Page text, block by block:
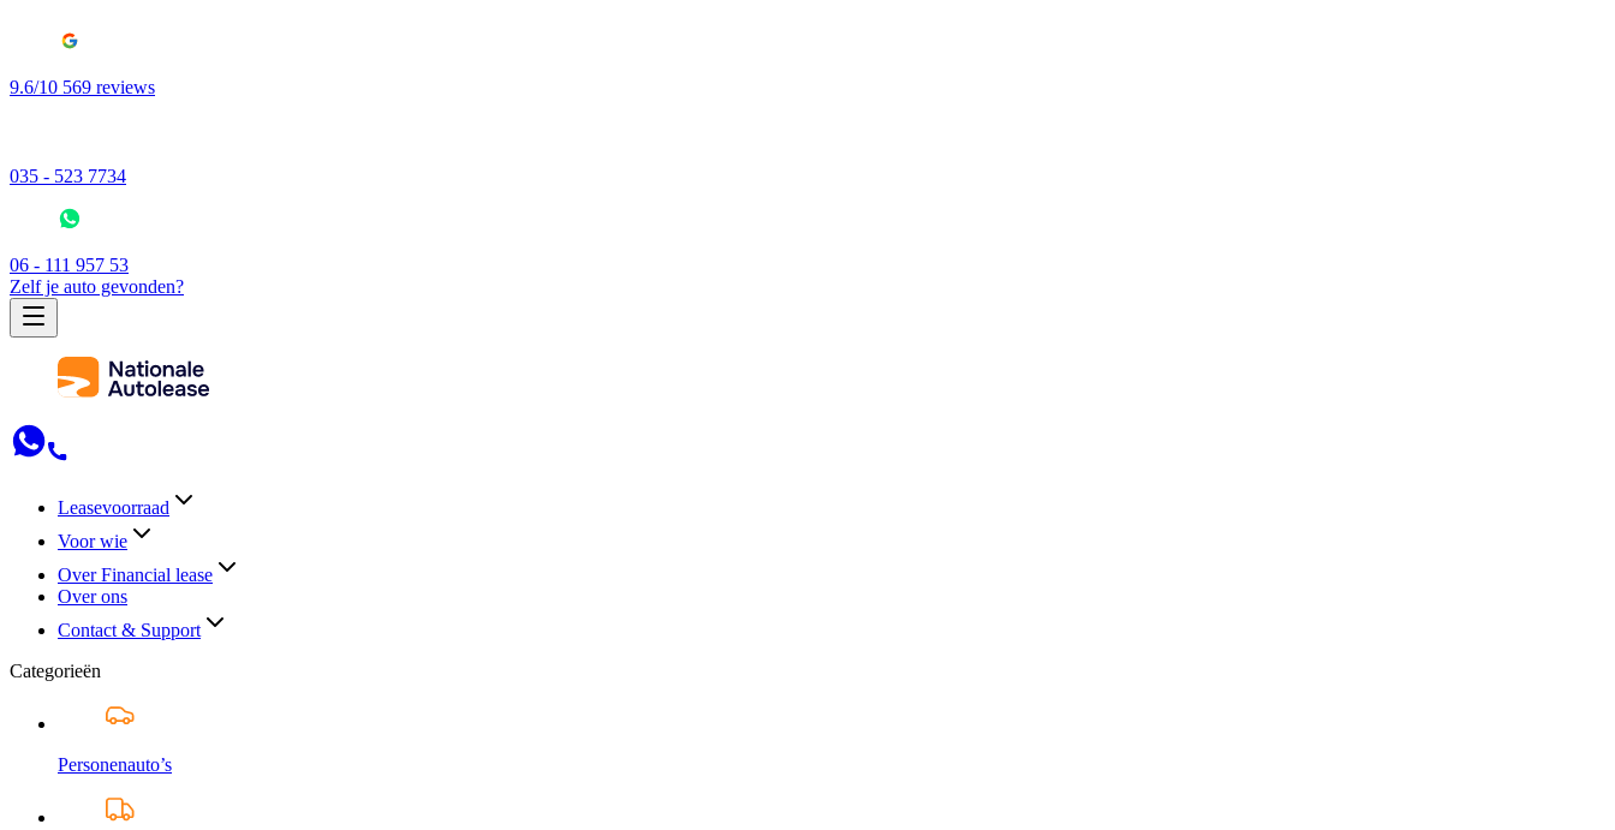
9.6/10 569 reviews
035 - 523 7734
06 - 111 957 53
Zelf je auto gevonden?
Leasevoorraad
Voor wie
Over Financial lease
Over ons
Contact & Support
Categorieën
Personenauto’s